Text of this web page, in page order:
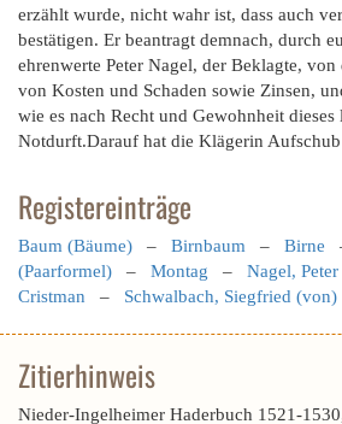
erzählt wurde, nicht wahr ist, dass auch
bestätigen. Er beantragt demnach, durch
ehrenwerte Peter Nagel, der Beklagte,
von Kosten und Schaden sowie Zinsen,
wie es nach Recht und Gewohnheit
Notdurft.Darauf hat die Klägerin Aufschub
Registereinträge
Baum (Bäume) – Birnbaum – Birne
(Paarformel) – Montag – Nagel, Peter
Cristman – Schwalbach, Siegfried (von)
Zitierhinweis
Nieder-Ingelheimer Haderbuch 1521-